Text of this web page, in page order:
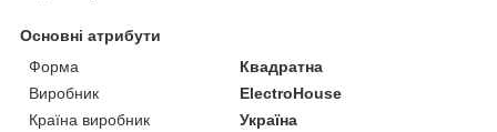
Основні атрибути
Форма
Квадратна
Виробник
ElectroHouse
Країна виробник
Україна